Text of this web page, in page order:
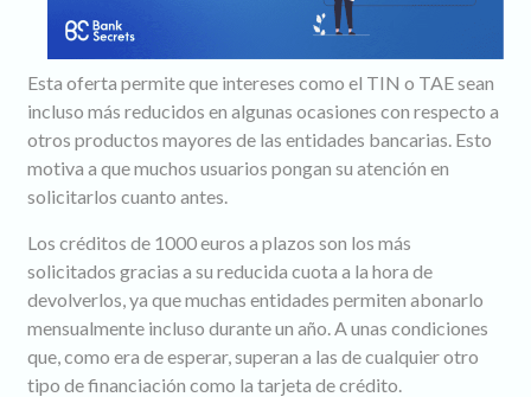
Esta oferta permite que intereses como el TIN o TAE sean
incluso más reducidos en algunas ocasiones con respecto a
otros productos mayores de las entidades bancarias. Esto
motiva a que muchos usuarios pongan su atención en
solicitarlos cuanto antes.
Los créditos de 1000 euros a plazos son los más
solicitados gracias a su reducida cuota a la hora de
devolverlos, ya que muchas entidades permiten abonarlo
mensualmente incluso durante un año. A unas condiciones
que, como era de esperar, superan a las de cualquier otro
tipo de financiación como la tarjeta de crédito.